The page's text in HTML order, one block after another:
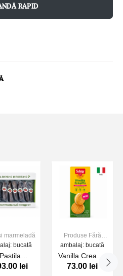
RAPID
marmeladă
bucată
Pastila
lei
Produse Fără
gluten
ambalaj: bucată
Vanilla Creams
Sugar/ Gluten
73.00 lei